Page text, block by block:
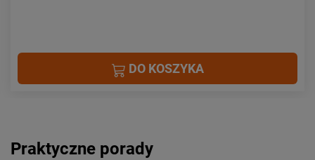
DO KOSZYKA
Praktyczne porady